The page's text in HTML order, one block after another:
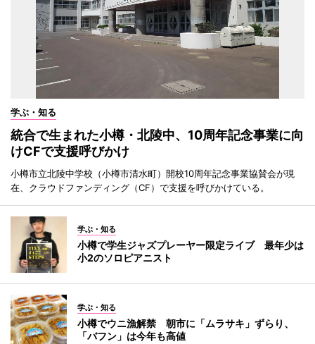
学ぶ・知る
統合で生まれた小樽・北陵中、10周年記念事業に向
けCFで支援呼びかけ
小樽市立北陵中学校（小樽市清水町）開校10周年記念事業協賛会が現
在、クラウドファンディング（CF）で支援を呼びかけている。
学ぶ・知る
小樽で学生ジャズプレーヤー限定ライブ 最年少は
小2のソロピアニスト
学ぶ・知る
小樽でウニ漁解禁 朝市に「ムラサキ」ずらり、
「バフン」は今年も高値